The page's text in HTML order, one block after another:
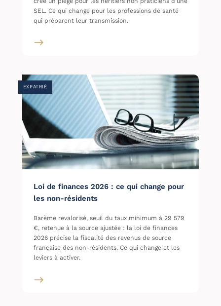
SEL. Ce qui change pour les professions de santé
qui préparent leur transmission.
EXPATRIÉ
Loi de finances 2026 : ce qui change pour
les non-résidents
Barème revalorisé, seuil du taux minimum à 29 579
€, retenue à la source ajustée : la loi de finances
2026 précise la fiscalité des revenus de source
française des non-résidents. Ce qui change et les
leviers à activer.